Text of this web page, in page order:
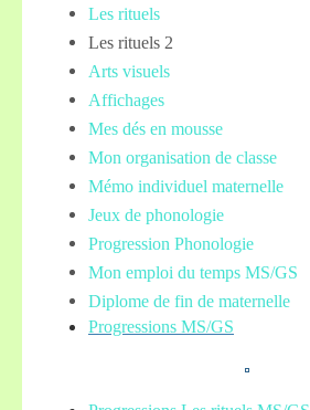
Les rituels
Les rituels 2
Arts visuels
Affichages
Mes dés en mousse
Mon organisation de classe
Mémo individuel maternelle
Jeux de phonologie
Progression Phonologie
Mon emploi du temps MS/GS
Diplome de fin de maternelle
Progressions MS/GS